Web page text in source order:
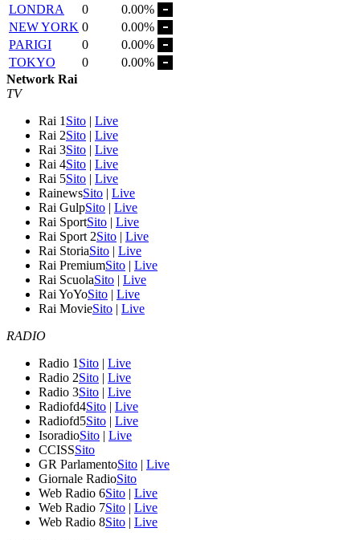
LONDRA
0
0.00%
NEW YORK 0
0.00%
PARIGI
0
0.00%
TOKYO
0
0.00%
Network Rai
TV
Rai 1 Sito | Live
Rai 2Sito | Live
Rai 3Sito | Live
Rai 4Sito | Live
Rai 5Sito | Live
RainewsSito | Live
Rai GulpSito | Live
Rai SportSito | Live
Rai Sport 2Sito | Live
Rai StoriaSito | Live
Rai PremiumSito | Live
Rai ScuolaSito | Live
Rai YoYoSito | Live
Rai MovieSito | Live
RADIO
Radio 1 Sito | Live
Radio 2Sito | Live
Radio 3Sito | Live
Radiofd4Sito | Live
Radiofd5Sito | Live
IsoradioSito | Live
CCISSSito
GR ParlamentoSito | Live
Giornale RadioSito
Web Radio 6Sito | Live
Web Radio 7Sito | Live
Web Radio 8Sito | Live